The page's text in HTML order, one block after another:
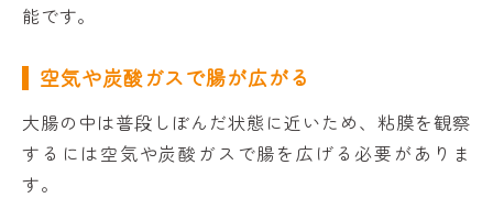
能です。
空気や炭酸ガスで腸が広がる
大腸の中は普段しぼんだ状態に近いため、粘膜を観察
するには空気や炭酸ガスで腸を広げる必要がありま
す。